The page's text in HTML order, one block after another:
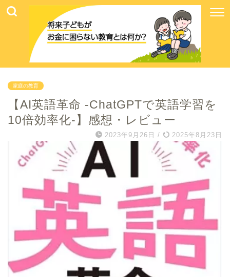
家庭の教育
【AI英語革命 -ChatGPTで英語学習を
10倍効率化-】感想・レビュー
2023年9月26日 / 2025年8月23日